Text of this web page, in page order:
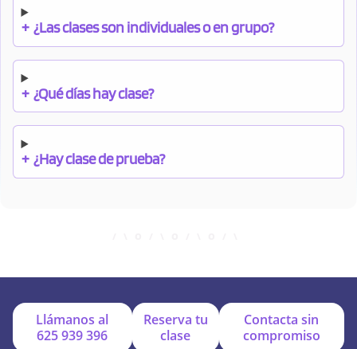
+ ¿Las clases son individuales o en grupo?
+ ¿Qué días hay clase?
+ ¿Hay clase de prueba?
Llámanos al
625 939 396
Reserva tu
clase
Contacta sin
compromiso